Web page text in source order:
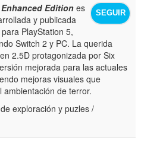
SEGUIR
Edition es
y publicada
PlayStation 5,
Switch 2 y PC. La querida
2.5D protagonizada por Six
mejorada para las actuales
mejoras visuales que
ambientación de terror.
exploración y puzles /